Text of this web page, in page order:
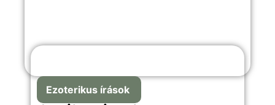
Ezoterikus írások